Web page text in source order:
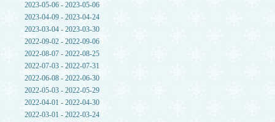
2023-05-06 - 2023-05-06
2023-04-09 - 2023-04-24
2023-03-04 - 2023-03-30
2022-09-02 - 2022-09-06
2022-08-07 - 2022-08-25
2022-07-03 - 2022-07-31
2022-06-08 - 2022-06-30
2022-05-03 - 2022-05-29
2022-04-01 - 2022-04-30
2022-03-01 - 2022-03-24